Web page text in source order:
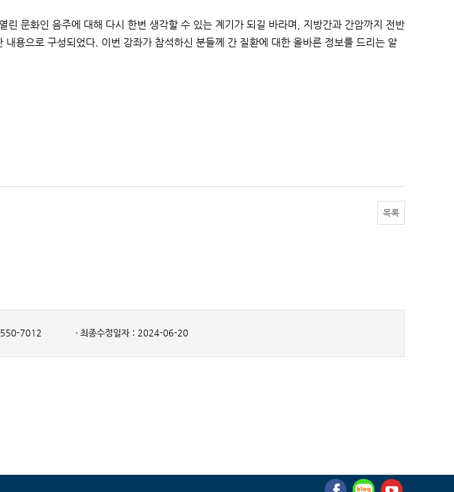
린 문화인 음주에 대해 다시 한번 생각할 수 있는 계기가 되길 바라며, 지방간과 간암까지 전반
용으로 구성되었다. 이번 강좌가 참석하신 분들께 간 질환에 대한 올바른 정보를 드리는 알
목록
7012 최종수정일자 : 2024-06-20